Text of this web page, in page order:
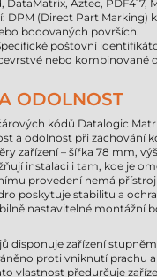
DataMatrix, Aztec, PDF417,
DPM (Direct Part Marking)
bodovaných površích.
poštovní
nebo kombinované
ODOLNOST
kódů Datalogic
a odolnost při zachování
zařízení – šířka 78 mm,
instalaci i tam, kde je
provedení nemá
poskytuje stabilitu a
nastavitelné montážní
disponuje zařízení
proti vniknutí prachu
vlastnost předurčuje